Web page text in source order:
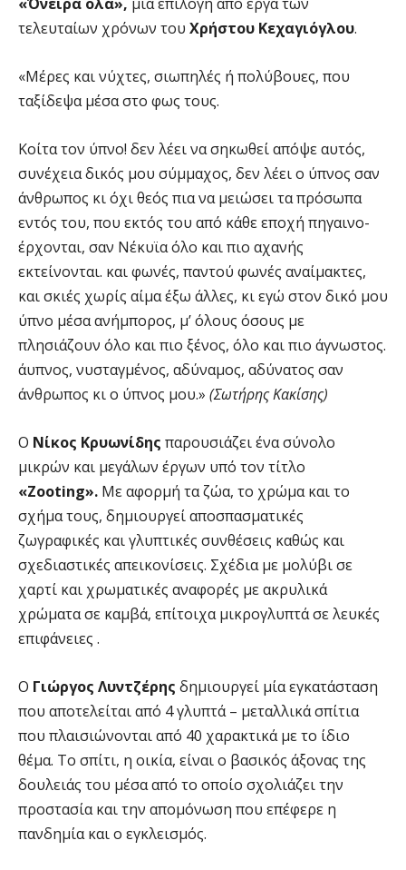
τελευταίων χρόνων του Χρήστου Κεχαγιόγλου.
«Μέρες και νύχτες, σιωπηλές ή πολύβουες, που
ταξίδεψα μέσα στο φως τους.
Κοίτα τον ύπνο! δεν λέει να σηκωθεί απόψε αυτός,
συνέχεια δικός μου σύμμαχος, δεν λέει ο ύπνος σαν
άνθρωπος κι όχι θεός πια να μειώσει τα πρόσωπα
εντός του, που εκτός του από κάθε εποχή πηγαινο-
έρχονται, σαν Νέκυϊα όλο και πιο αχανής
εκτείνονται. και φωνές, παντού φωνές αναίμακτες,
και σκιές χωρίς αίμα έξω άλλες, κι εγώ στον δικό μου
ύπνο μέσα ανήμπορος, μ’ όλους όσους με
πλησιάζουν όλο και πιο ξένος, όλο και πιο άγνωστος.
άυπνος, νυσταγμένος, αδύναμος, αδύνατος σαν
άνθρωπος κι ο ύπνος μου.» (Σωτήρης Κακίσης)
Ο Νίκος Κρυωνίδης παρουσιάζει ένα σύνολο
μικρών και μεγάλων έργων υπό τον τίτλο
«Zooting». Με αφορμή τα ζώα, το χρώμα και το
σχήμα τους, δημιουργεί αποσπασματικές
ζωγραφικές και γλυπτικές συνθέσεις καθώς και
σχεδιαστικές απεικονίσεις. Σχέδια με μολύβι σε
χαρτί και χρωματικές αναφορές με ακρυλικά
χρώματα σε καμβά, επίτοιχα μικρογλυπτά σε λευκές
επιφάνειες .
Ο Γιώργος Λυντζέρης δημιουργεί μία εγκατάσταση
που αποτελείται από 4 γλυπτά – μεταλλικά σπίτια
που πλαισιώνονται από 40 χαρακτικά με το ίδιο
θέμα. Το σπίτι, η οικία, είναι ο βασικός άξονας της
δουλειάς του μέσα από το οποίο σχολιάζει την
προστασία και την απομόνωση που επέφερε η
πανδημία και ο εγκλεισμός.